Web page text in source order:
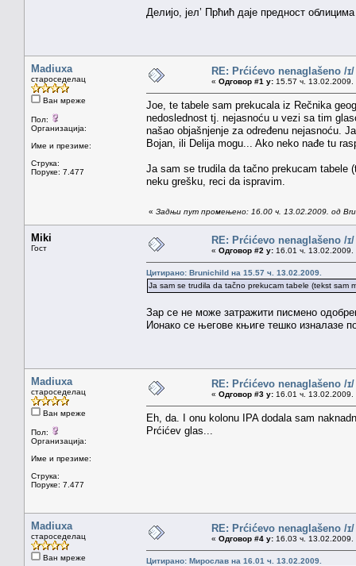
Делијо, јел’ Прћић даје предност
Madiuxa
староседелац
Ван мреже
Пол:
Организација:
Име и презиме:
Струка:
Поруке: 7.477
RE: Prćićevo nenaglašeno /ɪ/
« Одговор #1 у: 15.57 ч. 13.02.2009.
Joe, te tabele sam prekucala iz Rečnika
nedoslednost tj. nejasnoću u vezi sa tim
našao objašnjenje za određenu nejasnoću.
Bojan, ili Delija mogu... Ako neko nađe tu
Ja sam se trudila da tačno prekucam tabele
neku grešku, reci da ispravim.
« Задњи пут промењено: 16.00 ч. 13.02.2009. од
Miki
Гост
RE: Prćićevo nenaglašeno /ɪ/
« Одговор #2 у: 16.01 ч. 13.02.2009.
Цитирано: Brunichild на 15.57 ч. 13.02.2009.
Ja sam se trudila da tačno prekucam tabele (tekst sam
Зар се не може затражити писмено
Ионако се његове књиге тешко изналазе
Madiuxa
староседелац
Ван мреже
Пол:
Организација:
Име и презиме:
Струка:
Поруке: 7.477
RE: Prćićevo nenaglašeno /ɪ/
« Одговор #3 у: 16.01 ч. 13.02.2009.
Eh, da. I onu kolonu IPA dodala sam
Prćićev glas...
Madiuxa
староседелац
Ван мреже
RE: Prćićevo nenaglašeno /ɪ/
« Одговор #4 у: 16.03 ч. 13.02.2009.
Цитирано: Мирослав на 16.01 ч. 13.02.2009.